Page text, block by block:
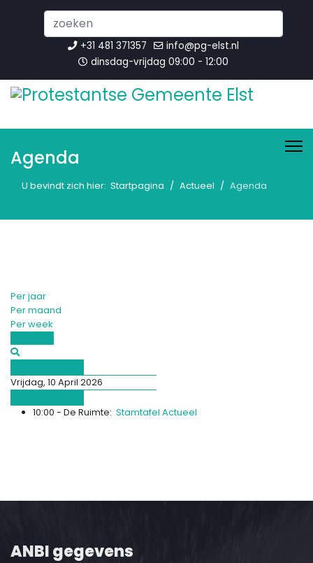
...
+31 481 371357
info@pg-elst.nl
dinsdag-vrijdag 09:00 - 12:00
Agenda
U bevindt zich hier: Startpagina Actueel Agenda
Per jaar
Per maand
Per week
Vrijdag, 10 April 2026
10:00 - De Ruimte: Stamtafel Actueel
ANBI gegevens